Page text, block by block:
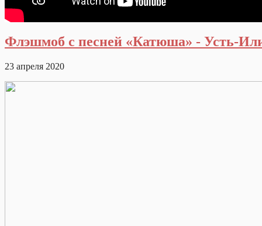
Флэшмоб с песней «Катюша» - Усть-
23 апреля 2020